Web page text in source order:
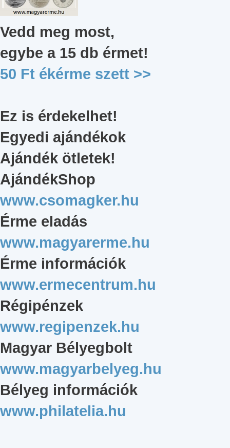
Vedd meg most,
egybe a 15 db érmet!
50 Ft ékérme szett >>
Ez is érdekelhet!
Egyedi ajándékok
Ajándék ötletek!
AjándékShop
www.csomagker.hu
Érme eladás
www.magyarerme.hu
Érme információk
www.ermecentrum.hu
Régipénzek
www.regipenzek.hu
Magyar Bélyegbolt
www.magyarbelyeg.hu
Bélyeg információk
www.philatelia.hu